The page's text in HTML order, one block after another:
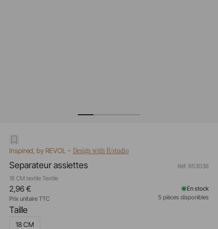
Inspired, by REVOL - Design with R/studio
Separateur assiettes
18 CM textile Textile
Réf. 653036
Taille
18 CM
2,96 €
Prix unitaire TTC
En stock
5 pièces disponibles